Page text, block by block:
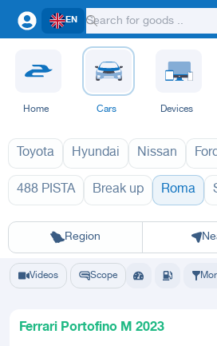
EN
Home Cars Devices
Toyota Hyundai Nissan
488 PISTA Break up Roma
Region
Riyadh Eastern Region
Videos Scope
Ferrari Portofino M 2023